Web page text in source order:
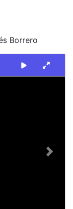
Borrero
Next